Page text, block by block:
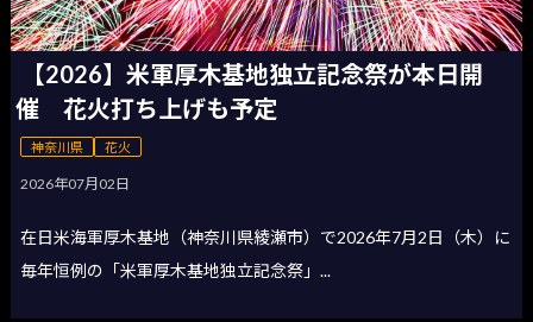
【2026】米軍厚木基地独立記念祭が本日開
催 花火打ち上げも予定
神奈川県 花火
2026年07月02日
在日米海軍厚木基地（神奈川県綾瀬市）で2026年7月2日（木）に
毎年恒例の「米軍厚木基地独立記念祭」...